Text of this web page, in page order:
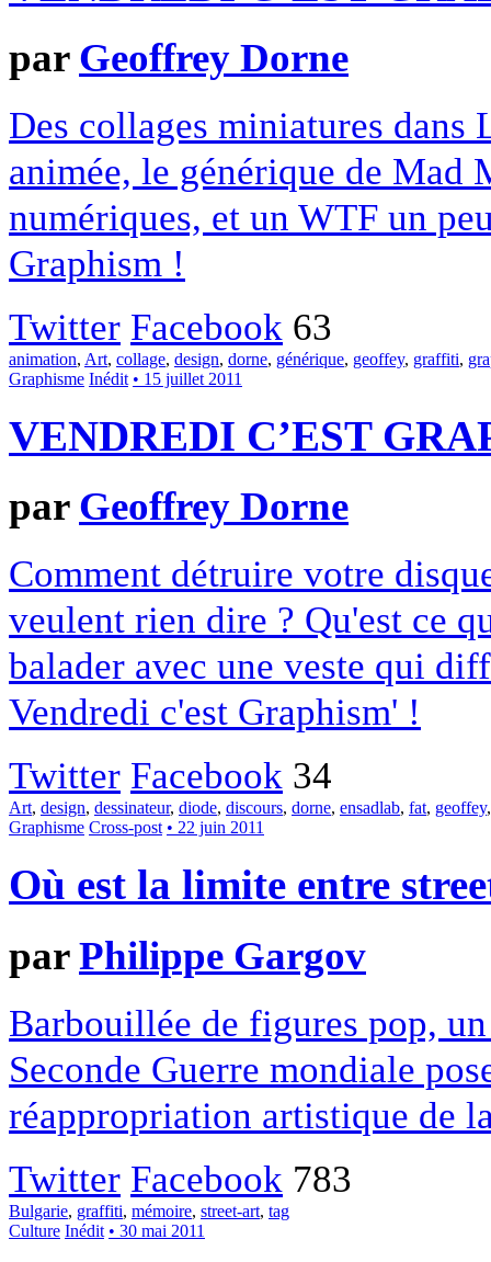
par Geoffrey Dorne
Des collages miniatures dans
animée, le générique de Mad
numériques, et un WTF un
Graphism !
Twitter Facebook 63
animation, Art, collage, design, dorne, générique, geoffey, graffiti,
Graphisme Inédit • 15 juillet 2011
VENDREDI C’EST
par Geoffrey Dorne
Comment détruire votre
veulent rien dire ? Qu'est ce
balader avec une veste qui
Vendredi c'est Graphism' !
Twitter Facebook 34
Art, design, dessinateur, diode, discours, dorne, ensadlab, fat, geoffey
Graphisme Cross-post • 22 juin 2011
Où est la limite entre
parPhilippe Gargov
Barbouillée de figures pop,
Seconde Guerre mondiale
réappropriation artistique de
Twitter Facebook 783
Bulgarie, graffiti, mémoire, street-art, tag
Culture Inédit • 30 mai 2011